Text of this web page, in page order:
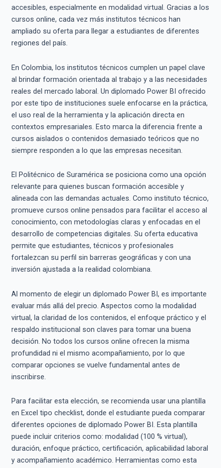
accesibles, especialmente en modalidad virtual. Gracias a los
cursos online, cada vez más institutos técnicos han
ampliado su oferta para llegar a estudiantes de diferentes
regiones del país.
En Colombia, los institutos técnicos cumplen un papel clave
al brindar formación orientada al trabajo y a las necesidades
reales del mercado laboral. Un diplomado Power BI ofrecido
por este tipo de instituciones suele enfocarse en la práctica,
el uso real de la herramienta y la aplicación directa en
contextos empresariales. Esto marca la diferencia frente a
cursos aislados o contenidos demasiado teóricos que no
siempre responden a lo que las empresas necesitan.
El Politécnico de Suramérica se posiciona como una opción
relevante para quienes buscan formación accesible y
alineada con las demandas actuales. Como instituto técnico,
promueve cursos online pensados para facilitar el acceso al
conocimiento, con metodologías claras y enfocadas en el
desarrollo de competencias digitales. Su oferta educativa
permite que estudiantes, técnicos y profesionales
fortalezcan su perfil sin barreras geográficas y con una
inversión ajustada a la realidad colombiana.
Al momento de elegir un diplomado Power BI, es importante
evaluar más allá del precio. Aspectos como la modalidad
virtual, la claridad de los contenidos, el enfoque práctico y el
respaldo institucional son claves para tomar una buena
decisión. No todos los cursos online ofrecen la misma
profundidad ni el mismo acompañamiento, por lo que
comparar opciones se vuelve fundamental antes de
inscribirse.
Para facilitar esta elección, se recomienda usar una plantilla
en Excel tipo checklist, donde el estudiante pueda comparar
diferentes opciones de diplomado Power BI. Esta plantilla
puede incluir criterios como: modalidad (100 % virtual),
duración, enfoque práctico, certificación, aplicabilidad laboral
y acompañamiento académico. Herramientas como esta